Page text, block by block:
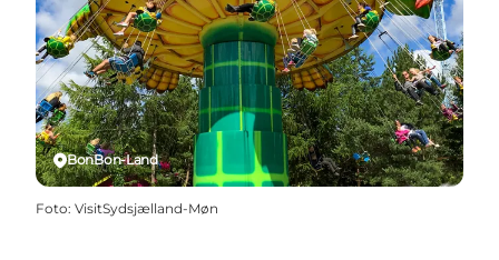
BonBon-Land
Foto: VisitSydsjælland-Møn